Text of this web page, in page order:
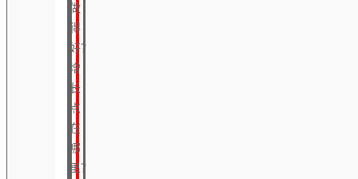
做
得
好？
增
长
点
在
哪
里？